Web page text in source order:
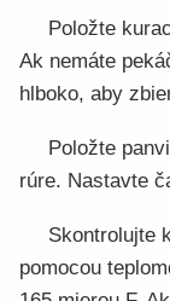
Položte
Ak nemáte
hlboko, aby
Položte
rúre. Nastavte
Skontrolujte
pomocou